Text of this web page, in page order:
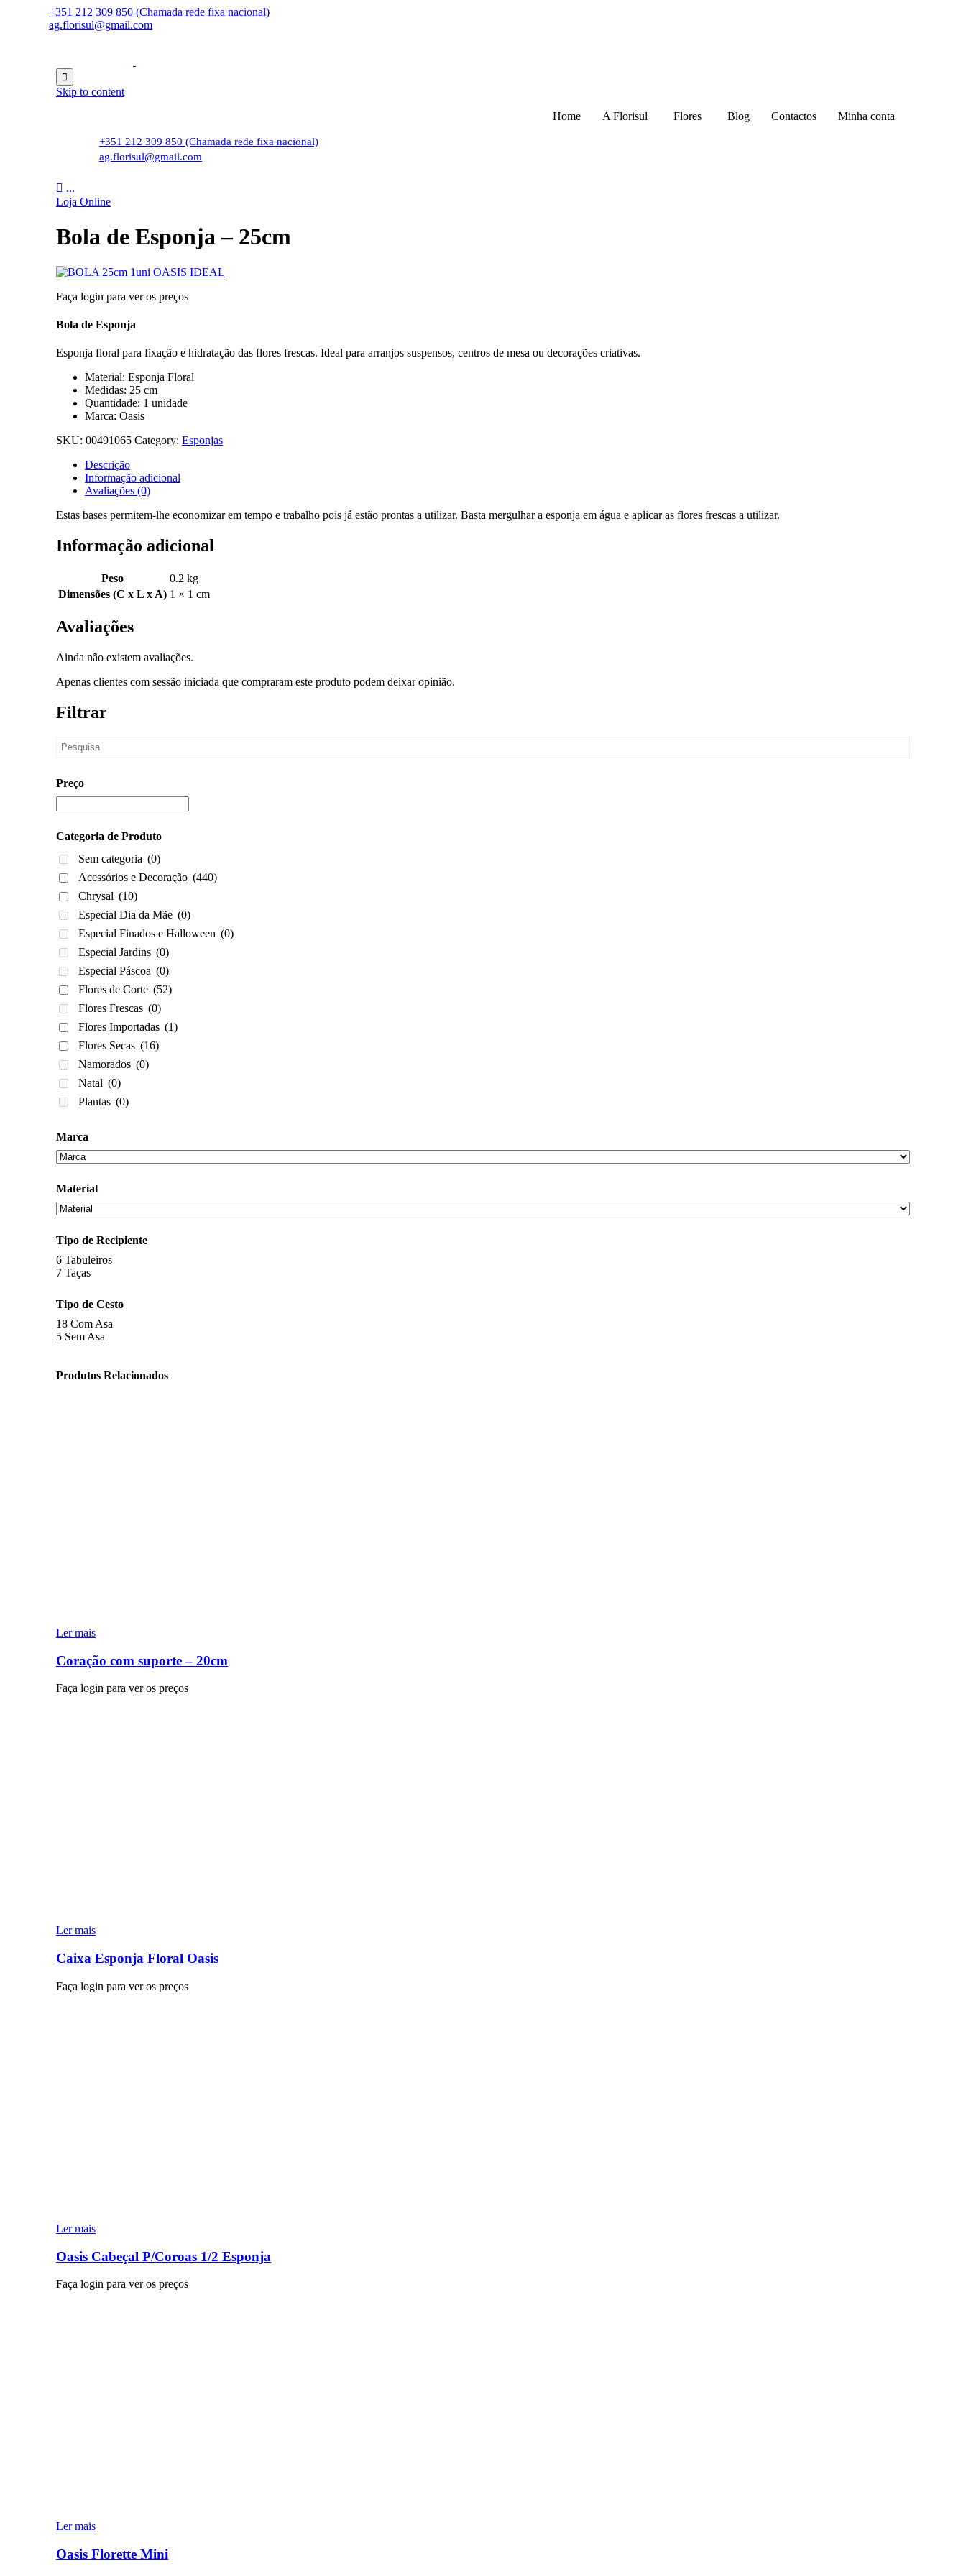
+351 212 309 850 (Chamada rede fixa nacional)
ag.florisul@gmail.com

Skip to content
Home
A Florisul Flores Blog Contactos Minha conta
+351 212 309 850 (Chamada rede fixa nacional)
ag.florisul@gmail.com
 ...
Loja Online
Bola de Esponja – 25cm
Faça login para ver os preços
Bola de Esponja
Esponja floral para fixação e hidratação das flores frescas. Ideal para arranjos suspensos, centros de mesa ou decorações criativas.
Material: Esponja Floral
Medidas: 25 cm
Quantidade: 1 unidade
Marca: Oasis
SKU: 00491065 Category: Esponjas
Descrição
Informação adicional
Avaliações (0)
Estas bases permitem-lhe economizar em tempo e trabalho pois já estão prontas a utilizar. Basta mergulhar a esponja em água e aplicar as flores frescas a utilizar.
Informação adicional
Peso
0.2 kg
Dimensões (C x L x A) 1 × 1 cm
Avaliações
Ainda não existem avaliações.
Apenas clientes com sessão iniciada que compraram este produto podem deixar opinião.
Filtrar
Preço
Categoria de Produto
Sem categoria (0)
Acessórios e Decoração (440)
Chrysal (10)
Especial Dia da Mãe (0)
Especial Finados e Halloween (0)
Especial Jardins (0)
Especial Páscoa (0)
Flores de Corte (52)
Flores Frescas (0)
Flores Importadas (1)
Flores Secas (16)
Namorados (0)
Natal (0)
Plantas (0)
Marca
Material
Tipo de Recipiente
6 Tabuleiros
7 Taças
Tipo de Cesto
18 Com Asa
5 Sem Asa
Produtos Relacionados
Ler mais
Coração com suporte – 20cm
Faça login para ver os preços
Ler mais
Caixa Esponja Floral Oasis
Faça login para ver os preços
Ler mais
Oasis Cabeçal P/Coroas 1/2 Esponja
Faça login para ver os preços
Ler mais
Oasis Florette Mini